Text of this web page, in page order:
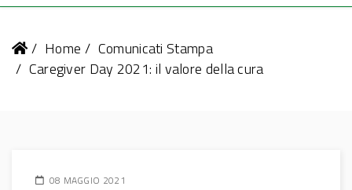
Home
Comunicati Stampa
Caregiver Day 2021: il valore della cura
08 MAGGIO 2021